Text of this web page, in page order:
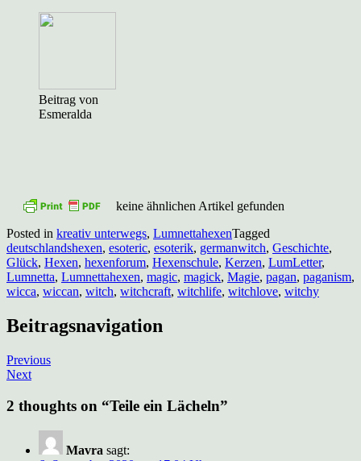
Beitrag von
Esmeralda
keine ähnlichen Artikel gefunden
Posted in kreativ unterwegs, LumnettahexenTagged
deutschlandshexen, esoteric, esoterik, germanwitch, Geschichte,
Glück, Hexen, hexenforum, Hexenschule, Kerzen, LumLetter,
Lumnetta, Lumnettahexen, magic, magick, Magie, pagan, paganism,
wicca, wiccan, witch, witchcraft, witchlife, witchlove, witchy
Beitragsnavigation
Previous
Next
2 thoughts on “Teile ein Lächeln”
Mavra sagt: